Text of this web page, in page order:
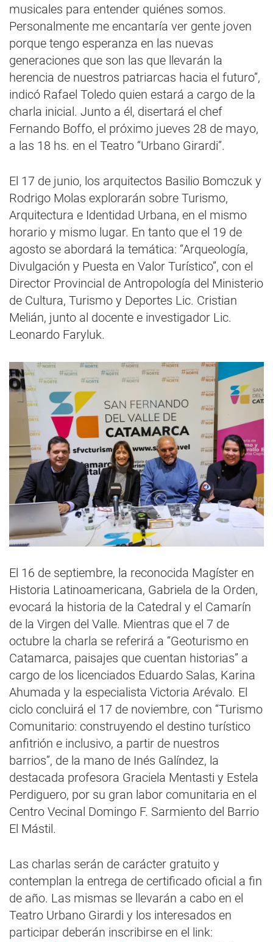
musicales para entender quiénes somos.
Personalmente me encantaría ver gente joven
porque tengo esperanza en las nuevas
generaciones que son las que llevarán la
herencia de nuestros patriarcas hacia el futuro”,
indicó Rafael Toledo quien estará a cargo de la
charla inicial. Junto a él, disertará el chef
Fernando Boffo, el próximo jueves 28 de mayo,
a las 18 hs. en el Teatro “Urbano Girardi”.
El 17 de junio, los arquitectos Basilio Bomczuk y
Rodrigo Molas explorarán sobre Turismo,
Arquitectura e Identidad Urbana, en el mismo
horario y mismo lugar. En tanto que el 19 de
agosto se abordará la temática: “Arqueología,
Divulgación y Puesta en Valor Turístico”, con el
Director Provincial de Antropología del Ministerio
de Cultura, Turismo y Deportes Lic. Cristian
Melián, junto al docente e investigador Lic.
Leonardo Faryluk.
El 16 de septiembre, la reconocida Magíster en
Historia Latinoamericana, Gabriela de la Orden,
evocará la historia de la Catedral y el Camarín
de la Virgen del Valle. Mientras que el 7 de
octubre la charla se referirá a “Geoturismo en
Catamarca, paisajes que cuentan historias” a
cargo de los licenciados Eduardo Salas, Karina
Ahumada y la especialista Victoria Arévalo. El
ciclo concluirá el 17 de noviembre, con “Turismo
Comunitario: construyendo el destino turístico
anfitrión e inclusivo, a partir de nuestros
barrios”, de la mano de Inés Galíndez, la
destacada profesora Graciela Mentasti y Estela
Perdiguero, por su gran labor comunitaria en el
Centro Vecinal Domingo F. Sarmiento del Barrio
El Mástil.
Las charlas serán de carácter gratuito y
contemplan la entrega de certificado oficial a fin
de año. Las mismas se llevarán a cabo en el
Teatro Urbano Girardi y los interesados en
participar deberán inscribirse en el link: